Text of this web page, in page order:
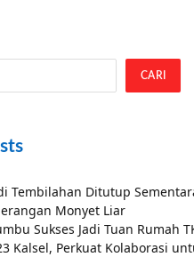
CARI
Tembilahan Ditutup
Monyet Liar
Sukses Jadi Tuan Rumah
Kalsel, Perkuat Kolaborasi